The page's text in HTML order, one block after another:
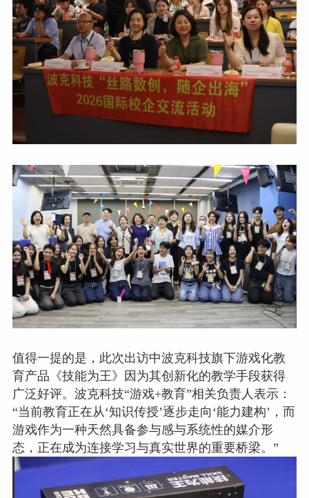
值得一提的是，此次出访中波克科技旗下游戏化教
育产品《技能为王》因为其创新化的教学手段获得
广泛好评。波克科技“游戏+教育”相关负责人表示：
“当前教育正在从‘知识传授’逐步走向‘能力建构’，而
游戏作为一种天然具备参与感与系统性的媒介形
态，正在成为连接学习与真实世界的重要桥梁。”